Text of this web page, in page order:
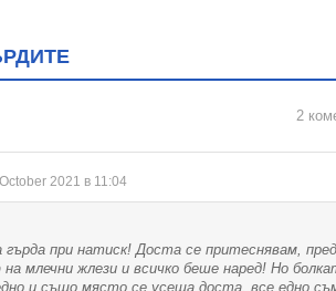
2
2021 в 11:04
при натиск! Доста се притеснявам,
млечни жлези и всичко беше наред! Но